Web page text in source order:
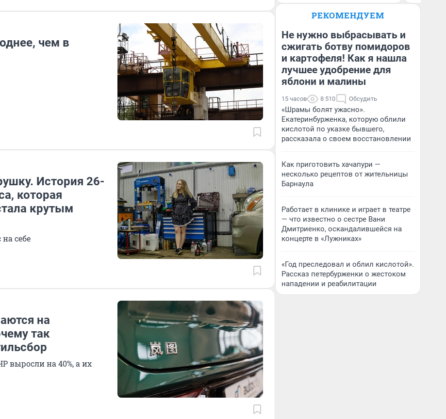
чем в
История 26-
которая
крутым
себе
на
так
на 40%, а их
РЕКОМЕНДУЕМ
Не нужно выбрасывать и
сжигать ботву помидоров
и картофеля! Как я нашла
лучшее удобрение для
яблони и малины
15 часов 8 510 Обсудить
«Шрамы болят ужасно».
Екатеринбурженка, которую облили
кислотой по указке бывшего,
рассказала о своем восстановлении
Как приготовить хачапури —
несколько рецептов от жительницы
Барнаула
Работает в клинике и играет в театре
— что известно о сестре Вани
Дмитриенко, оскандалившейся на
концерте в «Лужниках»
«Год преследовал и облил кислотой».
Рассказ петербурженки о жестоком
нападении и реабилитации